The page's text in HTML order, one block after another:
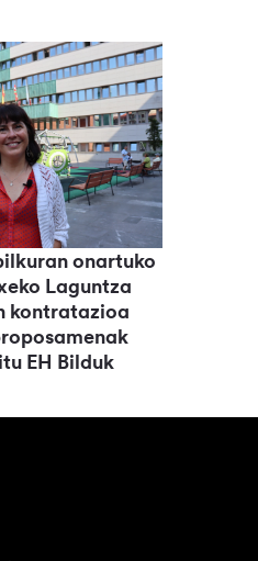
onartuko
Laguntza
kontratazioa
EH Bilduk